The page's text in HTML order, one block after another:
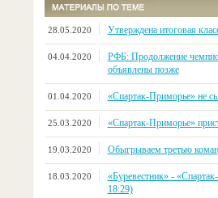
28.05.2020 Утверждена итоговая
04.04.2020
РФБ: Продолжение
объявлены позже
01.04.2020 «Спартак-Приморье» не
25.03.2020 «Спартак-Приморье»
19.03.2020 Обыгрываем третью
18.03.2020
«Буревестник» -
18:29)